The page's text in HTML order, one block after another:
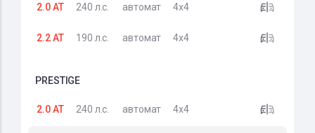
2.0 AT 240 л.с. автомат 4x4
2.2 AT 190 л.с. автомат 4x4
PRESTIGE
2.0 AT 240 л.с. автомат 4x4